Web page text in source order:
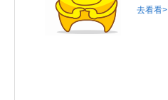
去看看>